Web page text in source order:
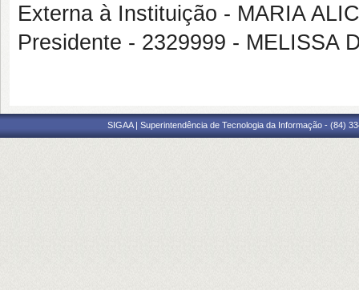
Externa à Instituição - MARIA
Presidente - 2329999 - MELISSA
SIGAA | Superintendência de Tecnologia da Informação - (84)